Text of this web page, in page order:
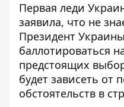
Первая леди
заявила, что не
Президент
баллотироваться
предстоящих
будет зависеть от
обстоятельств в